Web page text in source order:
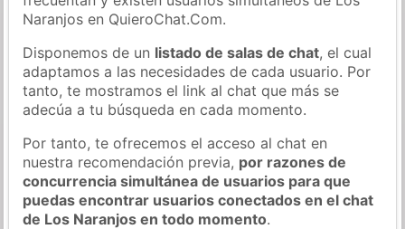
Naranjos en QuieroChat.Com.
Disponemos de un listado de salas de chat, el cual
adaptamos a las necesidades de cada usuario. Por
tanto, te mostramos el link al chat que más se
adecúa a tu búsqueda en cada momento.
Por tanto, te ofrecemos el acceso al chat en
nuestra recomendación previa, por razones de
concurrencia simultánea de usuarios para que
puedas encontrar usuarios conectados en el chat
de Los Naranjos en todo momento.